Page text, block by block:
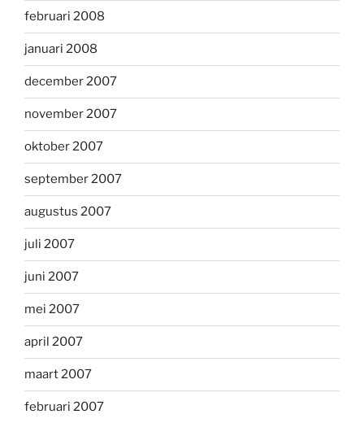
februari 2008
januari 2008
december 2007
november 2007
oktober 2007
september 2007
augustus 2007
juli 2007
juni 2007
mei 2007
april 2007
maart 2007
februari 2007